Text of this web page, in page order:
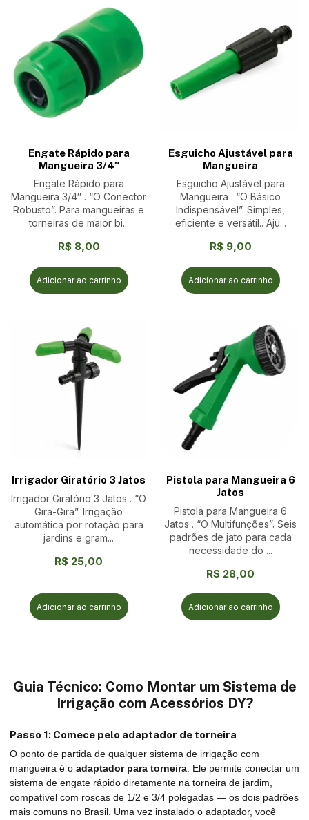
Engate Rápido para
Mangueira 3/4″
Engate Rápido para
Mangueira 3/4″ . “O Conector
Robusto”. Para mangueiras e
torneiras de maior bi...
R$8,00
Adicionar ao carrinho
Esguicho Ajustável para
Mangueira
Esguicho Ajustável para
Mangueira . “O Básico
Indispensável”. Simples,
eficiente e versátil.. Aju...
R$9,00
Adicionar ao carrinho
Irrigador Giratório 3 Jatos
Irrigador Giratório 3 Jatos . “O
Gira-Gira”. Irrigação
automática por rotação para
jardins e gram...
R$ 25,00
Adicionar ao carrinho
Pistola para Mangueira 6
Jatos
Pistola para Mangueira 6
Jatos . “O Multifunções”. Seis
padrões de jato para cada
necessidade do ...
R$ 28,00
Adicionar ao carrinho
Guia Técnico: Como Montar um Sistema de
Irrigação com Acessórios DY?
Passo 1: Comece pelo adaptador de torneira
O ponto de partida de qualquer sistema de irrigação com
mangueira é o adaptador para torneira. Ele permite conectar um
sistema de engate rápido diretamente na torneira de jardim,
compatível com roscas de 1/2 e 3/4 polegadas — os dois padrões
mais comuns no Brasil. Uma vez instalado o adaptador, você